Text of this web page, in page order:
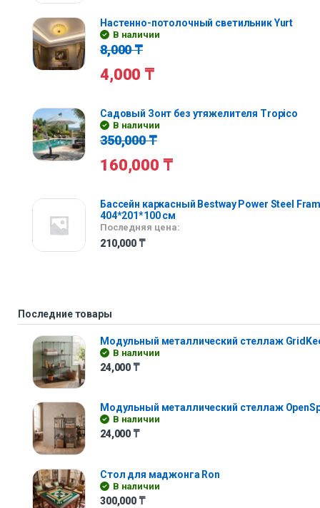
Настенно-потолочный светильник Yurt
В наличии
8,000₸
4,000 ₸
Садовый Зонт без утяжелителя Tropico
В наличии
350,000₸
160,000 ₸
Бассейн каркасный Bestway Power Steel
404*201*100 см
Последняя цена:
210,000 ₸
Последние товары
Модульный металлический стеллаж
В наличии
24,000 ₸
Модульный металлический стеллаж
В наличии
24,000 ₸
Стол для маджонга Ron
В наличии
300,000 ₸